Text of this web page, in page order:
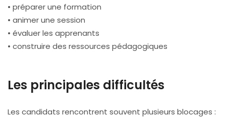
• préparer une formation
• animer une session
• évaluer les apprenants
• construire des ressources pédagogiques
Les principales difficultés
Les candidats rencontrent souvent plusieurs blocages :